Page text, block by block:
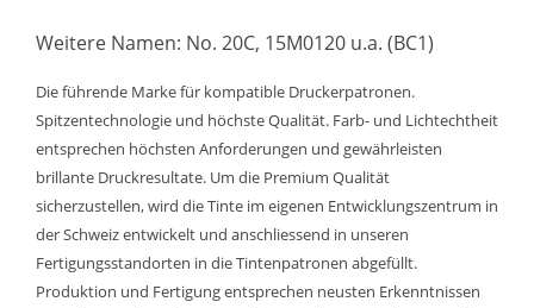
Weitere Namen: No. 20C, 15M0120 u.a. (BC1)
Die führende Marke für kompatible Druckerpatronen.
Spitzentechnologie und höchste Qualität. Farb- und Lichtechtheit
entsprechen höchsten Anforderungen und gewährleisten
brillante Druckresultate. Um die Premium Qualität
sicherzustellen, wird die Tinte im eigenen Entwicklungszentrum in
der Schweiz entwickelt und anschliessend in unseren
Fertigungsstandorten in die Tintenpatronen abgefüllt.
Produktion und Fertigung entsprechen neusten Erkenntnissen